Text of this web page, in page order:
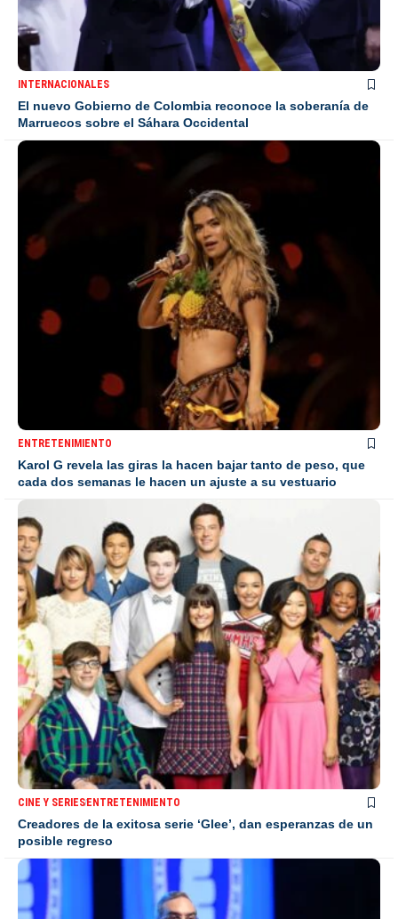
INTERNACIONALES
El nuevo Gobierno de Colombia reconoce la soberanía de
Marruecos sobre el Sáhara Occidental
ENTRETENIMIENTO
Karol G revela las giras la hacen bajar tanto de peso, que
cada dos semanas le hacen un ajuste a su vestuario
CINE Y SERIESENTRETENIMIENTO
Creadores de la exitosa serie ‘Glee’, dan esperanzas de un
posible regreso